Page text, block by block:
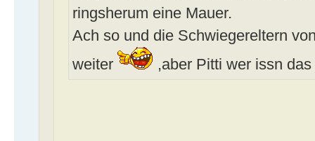
ringsherum eine Mauer.
Ach so und die Schwiegereltern
weiter
,aber Pitti wer issn